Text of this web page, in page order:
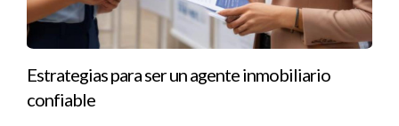
que protegieran su inversión y aseguraran su tranquilidad
financiera.
Conclusión
Estrategias para ser un agente inmobiliario
confiable